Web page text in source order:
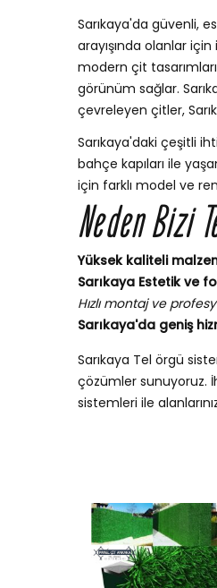
Sarıkaya'da güvenli,
arayışında olanlar
modern çit
görünüm sağlar.
çevreleyen çitler,
Sarıkaya'daki çeşitli
bahçe kapıları ile
için farklı model ve
Neden Bizi
Yüksek kaliteli
Sarıkaya Estetik ve
Hızlı montaj ve
Sarıkaya'da geniş
Sarıkaya Tel örgü
çözümler sunuyoruz.
sistemleri ile